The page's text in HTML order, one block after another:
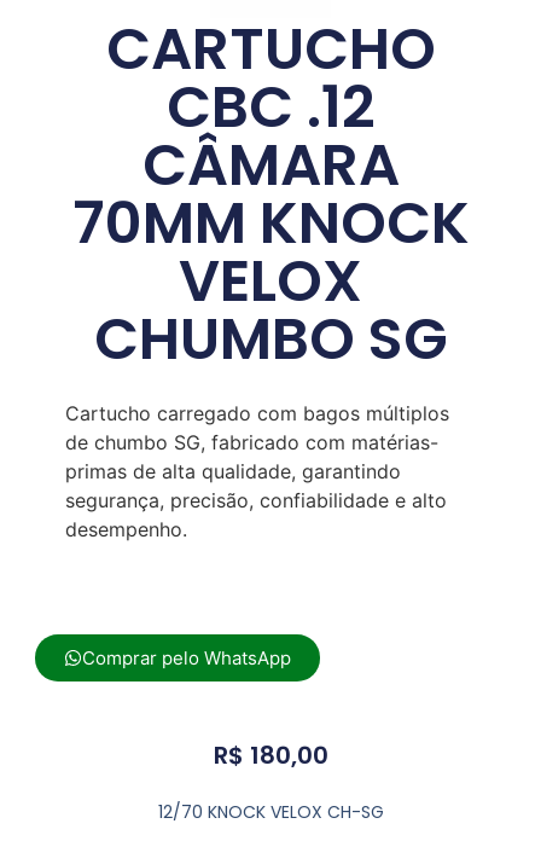
CARTUCHO
CBC .12
CÂMARA
70MM KNOCK
VELOX
CHUMBO SG
Cartucho carregado com bagos múltiplos
de chumbo SG, fabricado com matérias-
primas de alta qualidade, garantindo
segurança, precisão, confiabilidade e alto
desempenho.
Comprar pelo WhatsApp
R$ 180,00
12/70 KNOCK VELOX CH-SG